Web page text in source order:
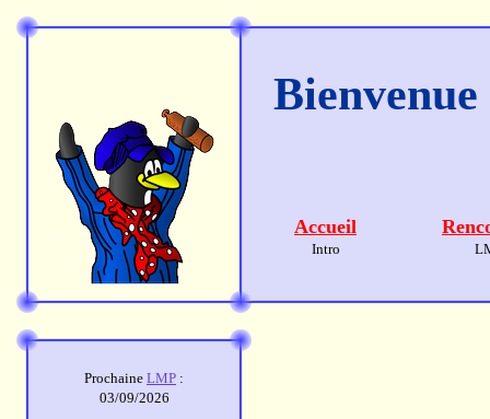
Accueil
Intro
Prochaine LMP :
03/09/2026